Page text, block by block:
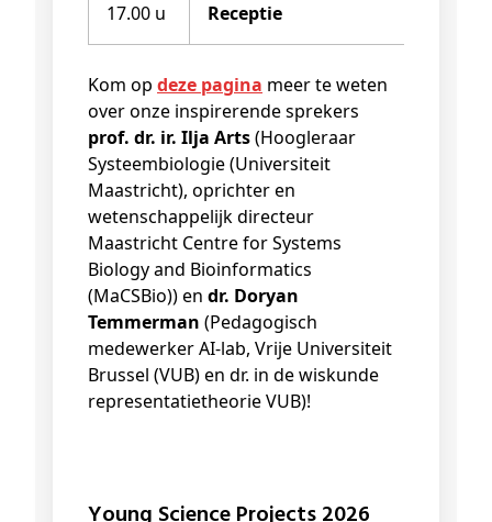
17.00 u Receptie
Kom op deze pagina meer te weten
over onze inspirerende sprekers
prof. dr. ir. Ilja Arts(Hoogleraar
Systeembiologie (Universiteit
Maastricht), oprichter en
wetenschappelijk directeur
Maastricht Centre for Systems
Biology and Bioinformatics
(MaCSBio)) en dr. Doryan
Temmerman (Pedagogisch
medewerker AI-lab, Vrije Universiteit
Brussel (VUB) en dr. in de wiskunde
representatietheorie VUB)!